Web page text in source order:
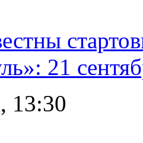
21
13:30